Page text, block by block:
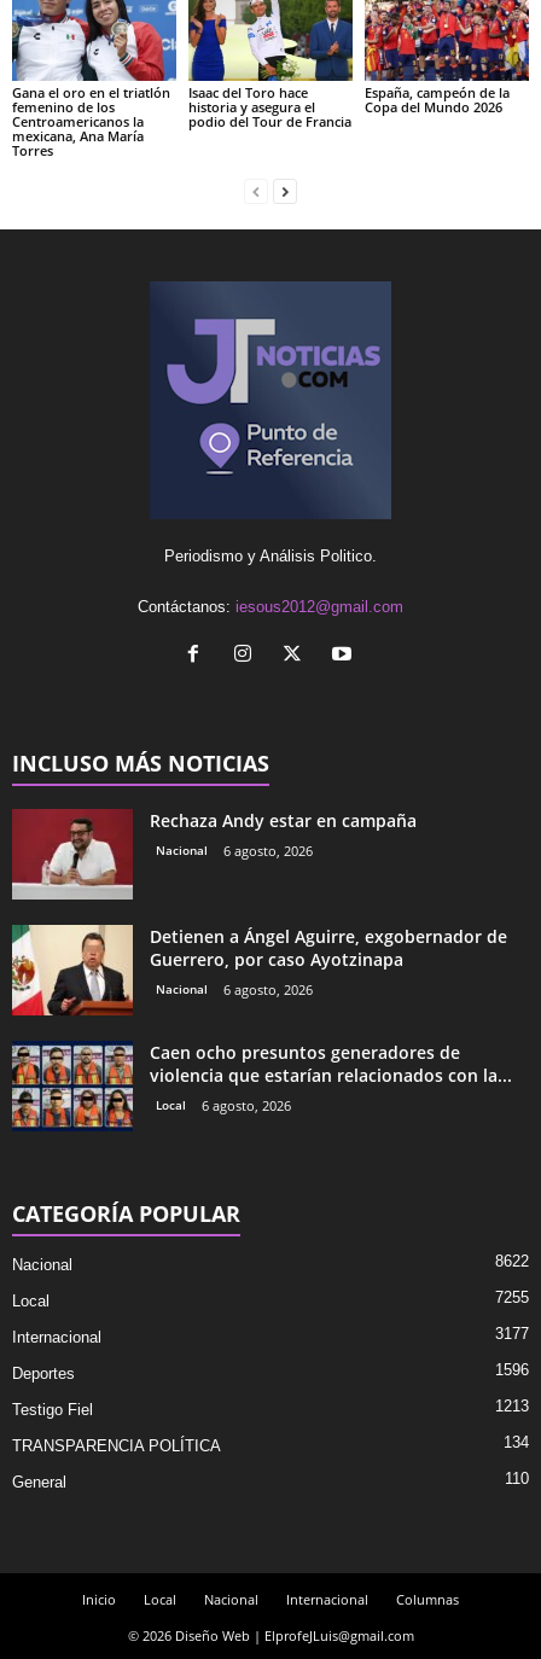
Gana el oro en el triatlón
femenino de los
Centroamericanos la
mexicana, Ana María
Torres
Isaac del Toro hace
historia y asegura el
podio del Tour de Francia
España, campeón de la
Copa del Mundo 2026
Periodismo y Análisis Politico.
Contáctanos: iesous2012@gmail.com
INCLUSO MÁS NOTICIAS
Rechaza Andy estar en campaña
Nacional 6 agosto, 2026
Detienen a Ángel Aguirre, exgobernador de
Guerrero, por caso Ayotzinapa
Nacional 6 agosto, 2026
Caen ocho presuntos generadores de
violencia que estarían relacionados con la...
Local 6 agosto, 2026
CATEGORÍA POPULAR
Nacional 8622
Local 7255
Internacional 3177
Deportes 1596
Testigo Fiel 1213
TRANSPARENCIA POLÍTICA 134
General 110
Inicio Local Nacional Internacional
Columnas
© 2026 Diseño Web | ElprofeJLuis@gmail.com